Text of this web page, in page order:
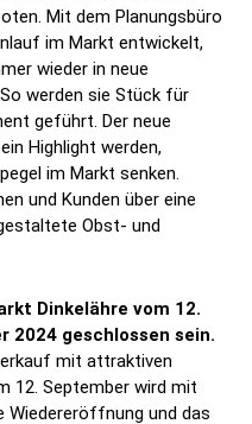
Mit dem Planungsbüro
im Markt entwickelt,
wieder in neue
werden sie Stück für
geführt. Der neue
Highlight werden,
im Markt senken.
und Kunden über eine
Obst- und
Dinkelähre vom 12.
2024 geschlossen sein.
mit attraktiven
12. September wird mit
Wiedereröffnung und das